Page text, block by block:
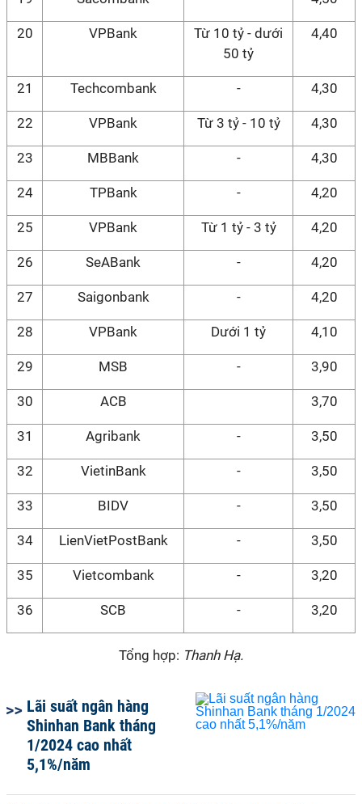
20 VPBank
Từ 10 tỷ - dưới
50 tỷ
4,40
21 Techcombank - 4,30
22 VPBank Từ 3 tỷ - 10 tỷ 4,30
23 MBBank - 4,30
24 TPBank - 4,20
25 VPBank Từ 1 tỷ - 3 tỷ 4,20
26 SeABank - 4,20
27 Saigonbank - 4,20
28 VPBank Dưới 1 tỷ 4,10
29 MSB - 3,90
30 ACB 3,70
31 Agribank - 3,50
32 VietinBank - 3,50
33 BIDV - 3,50
34 LienVietPostBank - 3,50
35 Vietcombank - 3,20
36 SCB - 3,20
Tổng hợp: Thanh Hạ.
Lãi suất ngân hàng
Shinhan Bank tháng
1/2024 cao nhất
5,1%/năm